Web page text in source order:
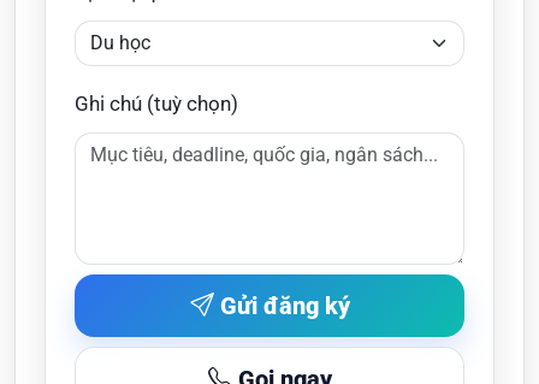
Ghi chú (tuỳ chọn)
Gửi đăng ký